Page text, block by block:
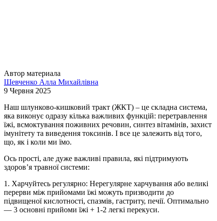
Автор материала
Шевченко Алла Михайлівна
9 Червня 2025
Наш шлунково-кишковий тракт (ЖКТ) – це складна система,
яка виконує одразу кілька важливих функцій: перетравлення
їжі, всмоктування поживних речовин, синтез вітамінів, захист
імунітету та виведення токсинів. І все це залежить від того,
що, як і коли ми їмо.
Ось прості, але дуже важливі правила, які підтримують
здоровʼя травної системи:
1. Харчуйтесь регулярно: Нерегулярне харчування або великі
перерви між прийомами їжі можуть призводити до
підвищеної кислотності, спазмів, гастриту, печії. Оптимально
— 3 основні прийоми їжі + 1-2 легкі перекуси.